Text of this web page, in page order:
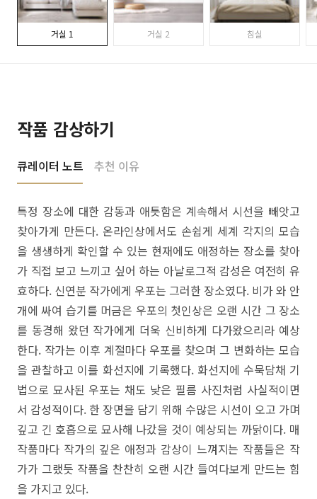
거실 1 거실 2 침실
작품 감상하기
큐레이터 노트 추천 이유
특정 장소에 대한 감동과 애틋함은 계속해서 시선을 빼앗고
찾아가게 만든다. 온라인상에서도 손쉽게 세계 각지의 모습
을 생생하게 확인할 수 있는 현재에도 애정하는 장소를 찾아
가 직접 보고 느끼고 싶어 하는 아날로그적 감성은 여전히 유
효하다. 신연분 작가에게 우포는 그러한 장소였다. 비가 와 안
개에 싸여 습기를 머금은 우포의 첫인상은 오랜 시간 그 장소
를 동경해 왔던 작가에게 더욱 신비하게 다가왔으리라 예상
한다. 작가는 이후 계절마다 우포를 찾으며 그 변화하는 모습
을 관찰하고 이를 화선지에 기록했다. 화선지에 수묵담채 기
법으로 묘사된 우포는 채도 낮은 필름 사진처럼 사실적이면
서 감성적이다. 한 장면을 담기 위해 수많은 시선이 오고 가며
깊고 긴 호흡으로 묘사해 나갔을 것이 예상되는 까닭이다. 매
작품마다 작가의 깊은 애정과 감상이 느껴지는 작품들은 작
가가 그랬듯 작품을 찬찬히 오랜 시간 들여다보게 만드는 힘
을 가지고 있다.